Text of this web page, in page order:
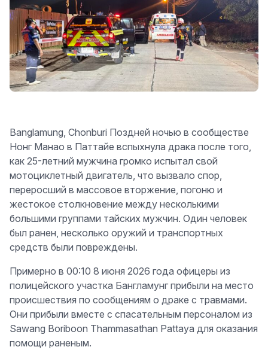
Banglamung, Chonburi Поздней ночью в сообществе
Нонг Манао в Паттайе вспыхнула драка после того,
как 25-летний мужчина громко испытал свой
мотоциклетный двигатель, что вызвало спор,
переросший в массовое вторжение, погоню и
жестокое столкновение между несколькими
большими группами тайских мужчин. Один человек
был ранен, несколько оружий и транспортных
средств были повреждены.
Примерно в 00:10 8 июня 2026 года офицеры из
полицейского участка Бангламунг прибыли на место
происшествия по сообщениям о драке с травмами.
Они прибыли вместе с спасательным персоналом из
Sawang Boriboon Thammasathan Pattaya для оказания
помощи раненым.